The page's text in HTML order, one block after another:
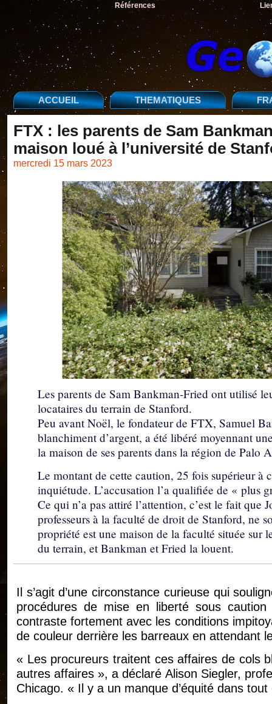
Références
ACCUEIL THEMATIQUES
FTX : les parents de Sam
maison loué à l’université de
mercredi 15 mars 2023
Les parents de Sam Bankman-Fried ont utilisé
locataires du terrain de Stanford.
Peu avant Noël, le fondateur de FTX, Samuel
blanchiment d’argent, a été libéré moyennant
la maison de ses parents dans la région de Palo
Le montant de cette caution, 25 fois supérieur
inquiétude. L’accusation l’a qualifiée de « plus
Ce qui n’a pas attiré l’attention, c’est le fait
professeurs à la faculté de droit de Stanford, ne
propriété est une maison de la faculté située sur
du terrain, et Bankman et Fried la louent.
Il s’agit d’une circonstance curieuse qui
procédures de mise en liberté sous
contraste fortement avec les conditions
de couleur derrière les barreaux en attendant
« Les procureurs traitent ces affaires de cols
autres affaires », a déclaré Alison Siegler,
Chicago. « Il y a un manque d’équité dans tout